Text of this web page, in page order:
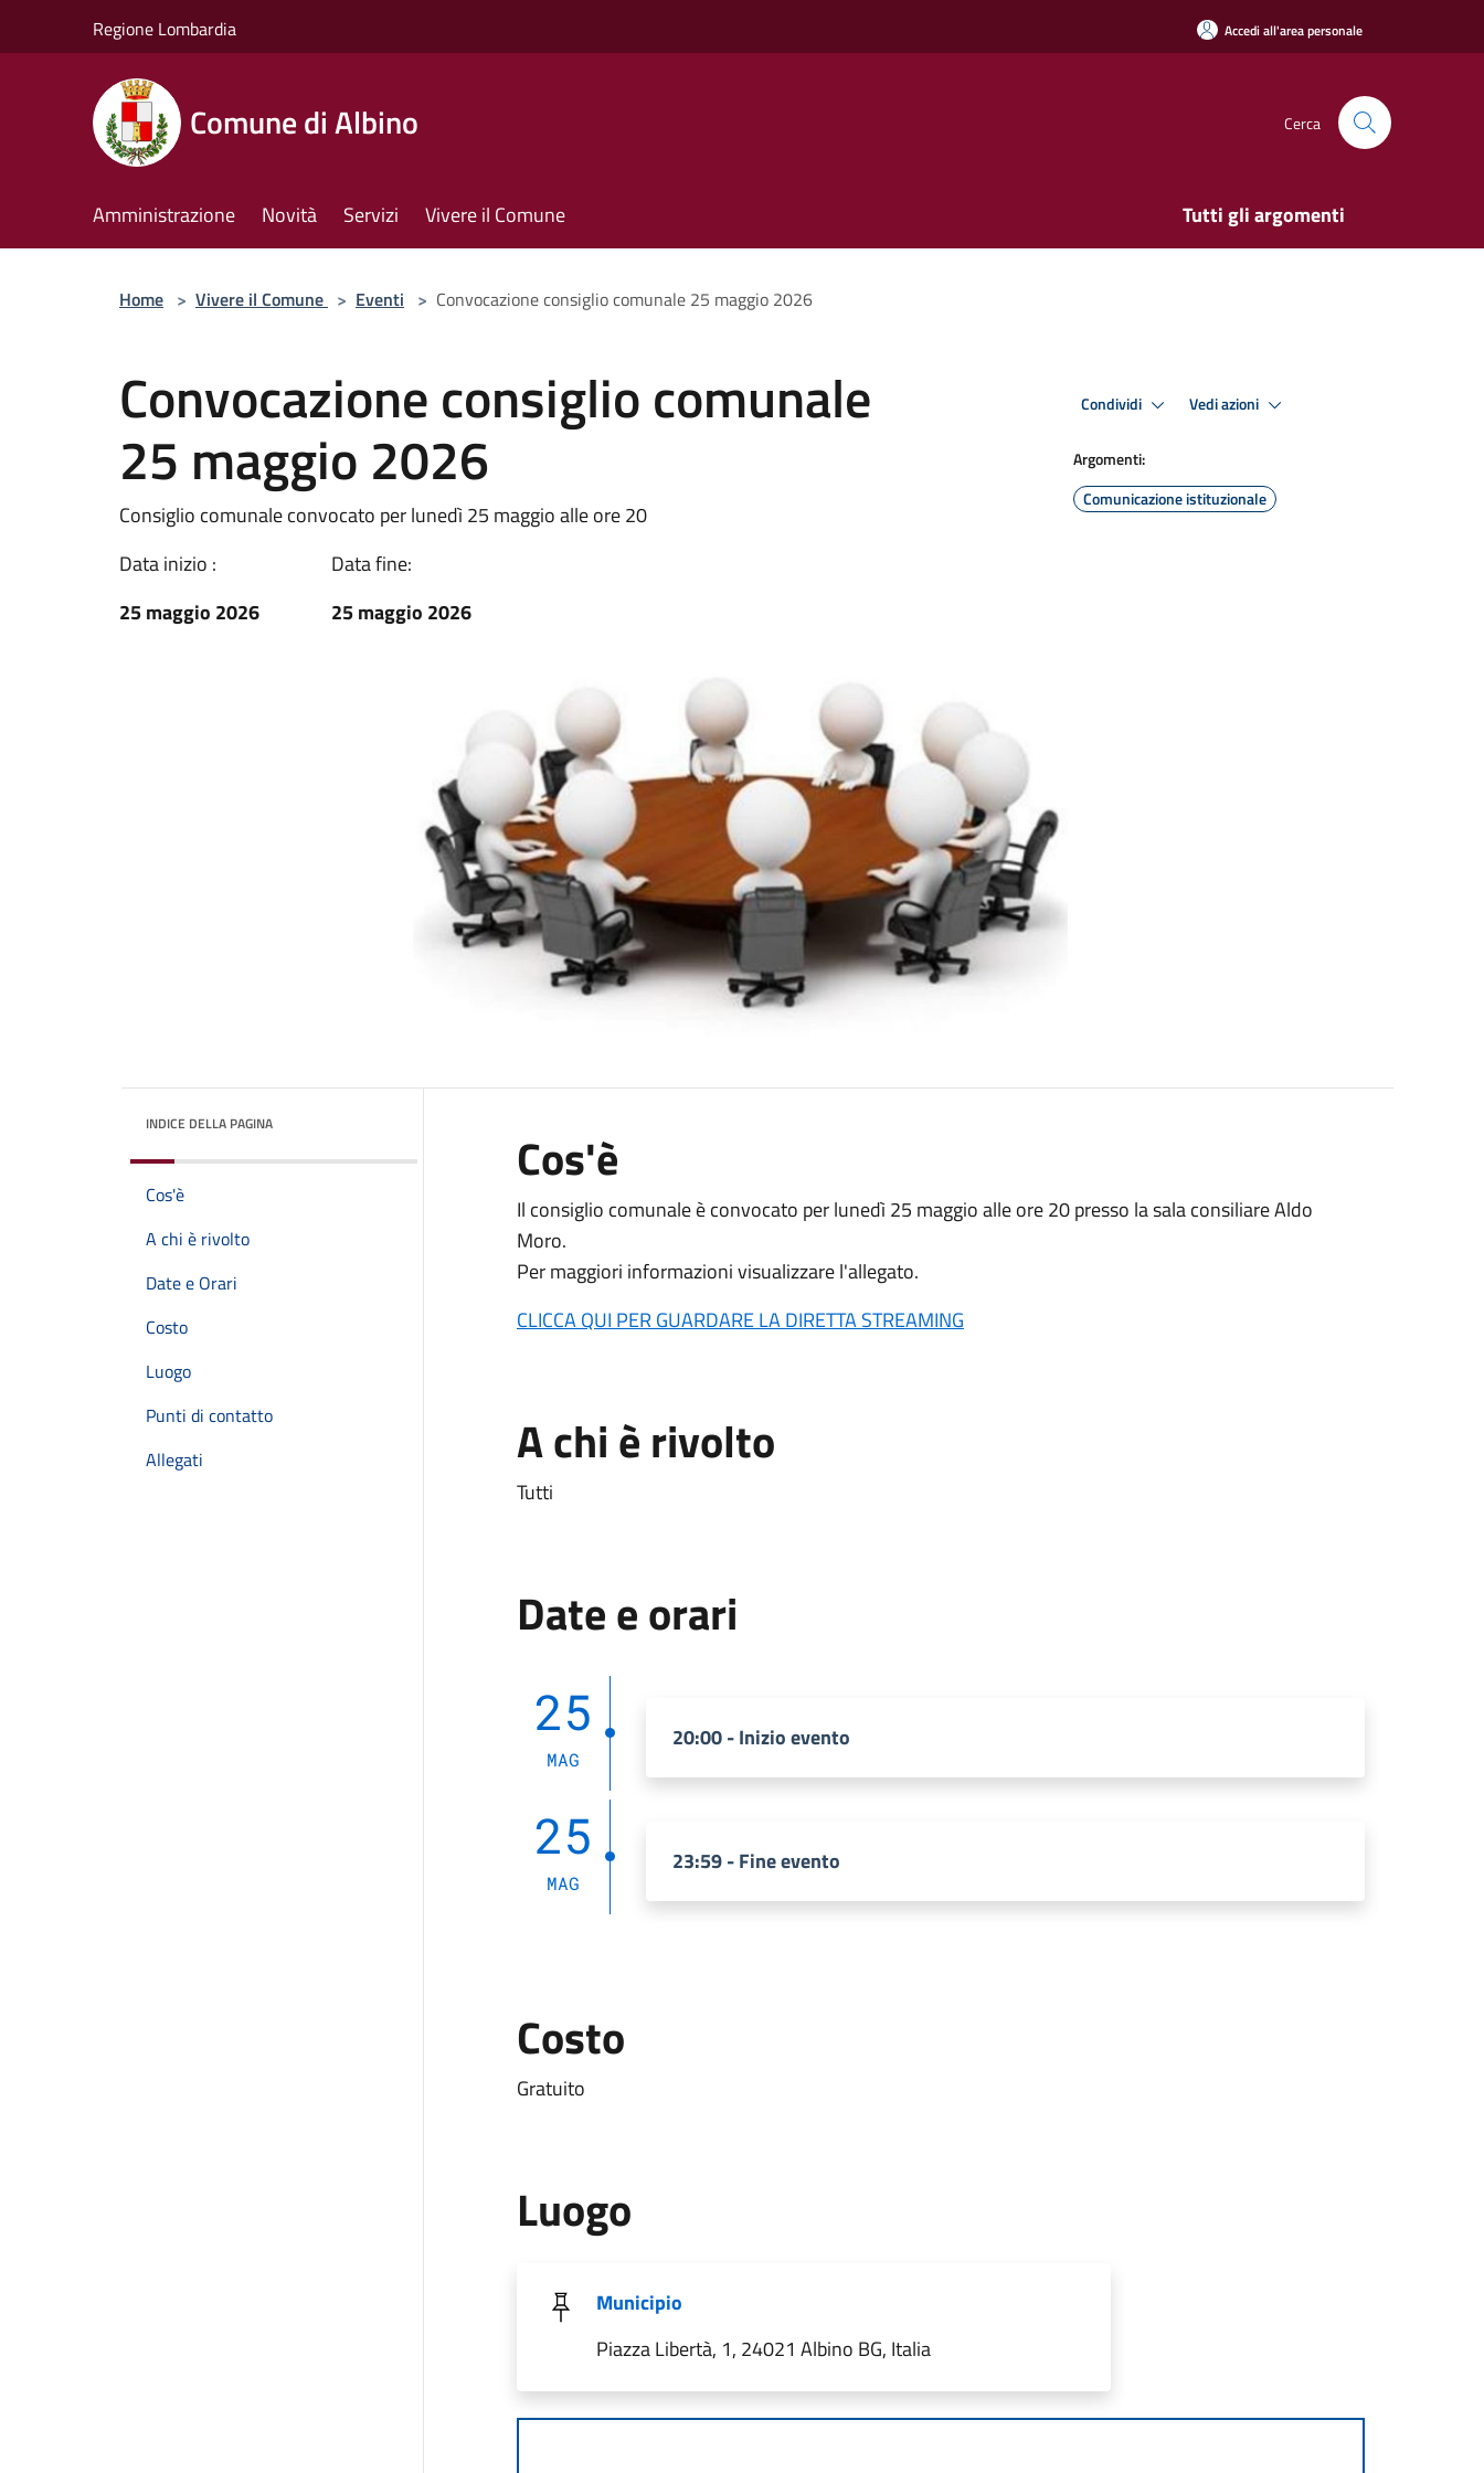
Regione Lombardia Accedi all'area personale
Comune di Albino Cerca
Amministrazione Novità Servizi Vivere il Comune Tutti gli argomenti
Home > Vivere il Comune > Eventi > Convocazione consiglio comunale 25 maggio 2026
Convocazione consiglio comunale
25 maggio 2026
Consiglio comunale convocato per lunedì 25 maggio alle ore 20
Data inizio :
25 maggio 2026
Data fine:
25 maggio 2026
Condividi Vedi azioni
Argomenti:
Comunicazione istituzionale
INDICE DELLA PAGINA
Cos'è
A chi è rivolto
Date e Orari
Costo
Luogo
Punti di contatto
Allegati
Cos'è
Il consiglio comunale è convocato per lunedì 25 maggio alle ore 20 presso la sala consiliare Aldo
Moro.
Per maggiori informazioni visualizzare l'allegato.
CLICCA QUI PER GUARDARE LA DIRETTA STREAMING
A chi è rivolto
Tutti
Date e orari
25
MAG
20:00 - Inizio evento
25
MAG
23:59 - Fine evento
Costo
Gratuito
Luogo
Municipio
Piazza Libertà, 1, 24021 Albino BG, Italia